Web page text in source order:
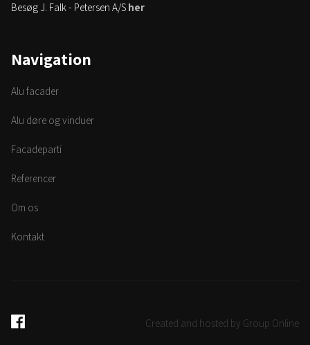
Besøg J. Falk - Petersen A/S her
Navigation
Alu facader
Alu døre og vinduer
Facadeparti
Referencer
Om os
Kontakt
Created and hosted by Group Online